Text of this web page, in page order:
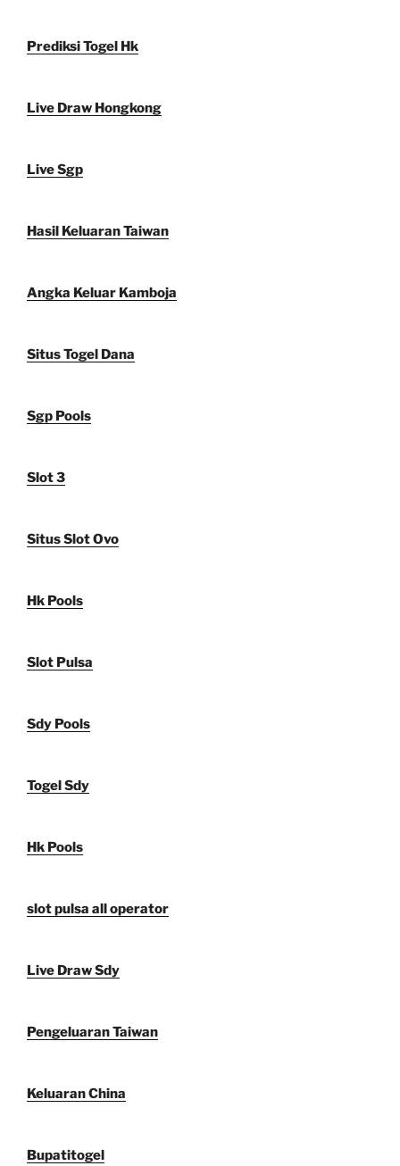
Prediksi Togel Hk
Live Draw Hongkong
Live Sgp
Hasil Keluaran Taiwan
Angka Keluar Kamboja
Situs Togel Dana
Sgp Pools
Slot 3
Situs Slot Ovo
Hk Pools
Slot Pulsa
Sdy Pools
Togel Sdy
Hk Pools
slot pulsa all operator
Live Draw Sdy
Pengeluaran Taiwan
Keluaran China
Bupatitogel